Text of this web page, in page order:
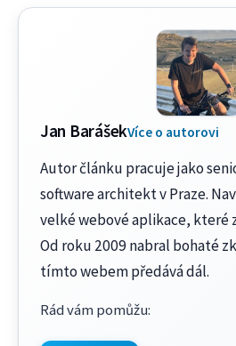
Jan BarášekVíce o autorovi
Autor článku pracuje jako
software architekt v Praze.
velké webové aplikace, které
Od roku 2009 nabral bohaté
tímto webem předává dál.
Rád vám pomůžu: